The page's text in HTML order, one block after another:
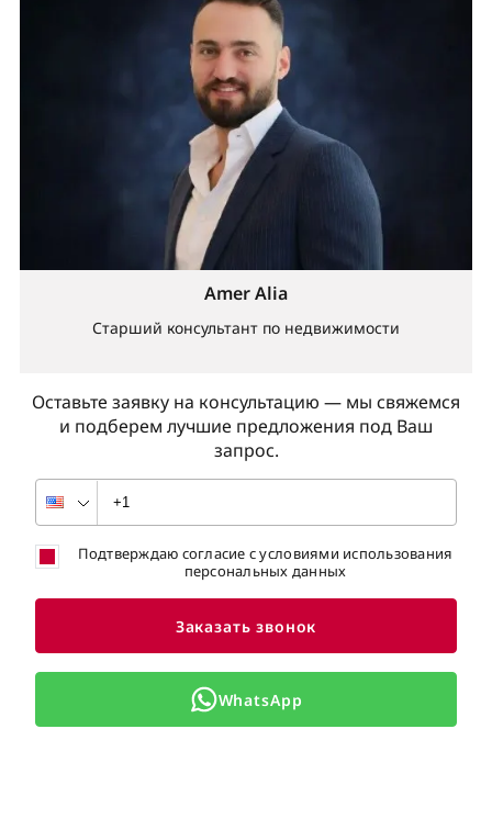
Оставьте заявку на консультацию — мы свяжемся
и подберем лучшие предложения под Ваш
запрос.
Amer Alia
Старший консультант по недвижимости
Подтверждаю согласие с условиями использования
персональных данных
Заказать звонок
WhatsApp